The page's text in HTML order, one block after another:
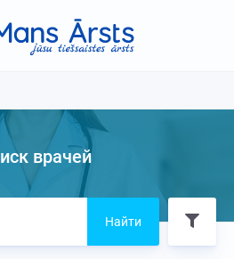
врачей
Найти